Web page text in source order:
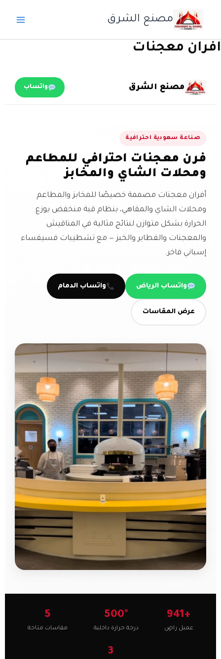
مصنع الشرق
افران معجنات
مصنع الشرق واتساب
صناعة سعودية احترافية
فرن معجنات احترافي للمطاعم
ومحلات الشاي والمخابز
أفران معجنات مصممة خصيصًا للمخابز والمطاعم
ومحلات الشاي والمقاهي، بنظام قبة منخفض يوزع
الحرارة بشكل متوازن لنتائج مثالية في المناقيش
والمعجنات والفطاير والخبز — مع تشطيبات فسيفساء
إسباني فاخر.
واتساب الرياض واتساب الدمام
عرض المقاسات
+941
عميل راضٍ
500°
درجة حرارة داخلية
5
مقاسات متاحة
3